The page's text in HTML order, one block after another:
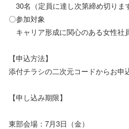
30名（定員に達し次第締め切りま
〇参加対象
キャリア形成に関心のある女性社
【申込方法】
添付チラシの二次元コードからお申
【申し込み期限】
東部会場：7月3日（金）